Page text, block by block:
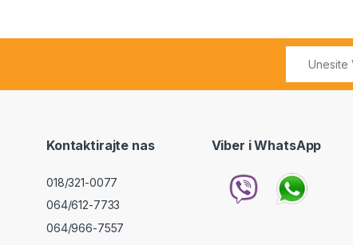
Kontaktirajte nas
018/321-0077
064/612-7733
064/966-7557
Viber i WhatsApp